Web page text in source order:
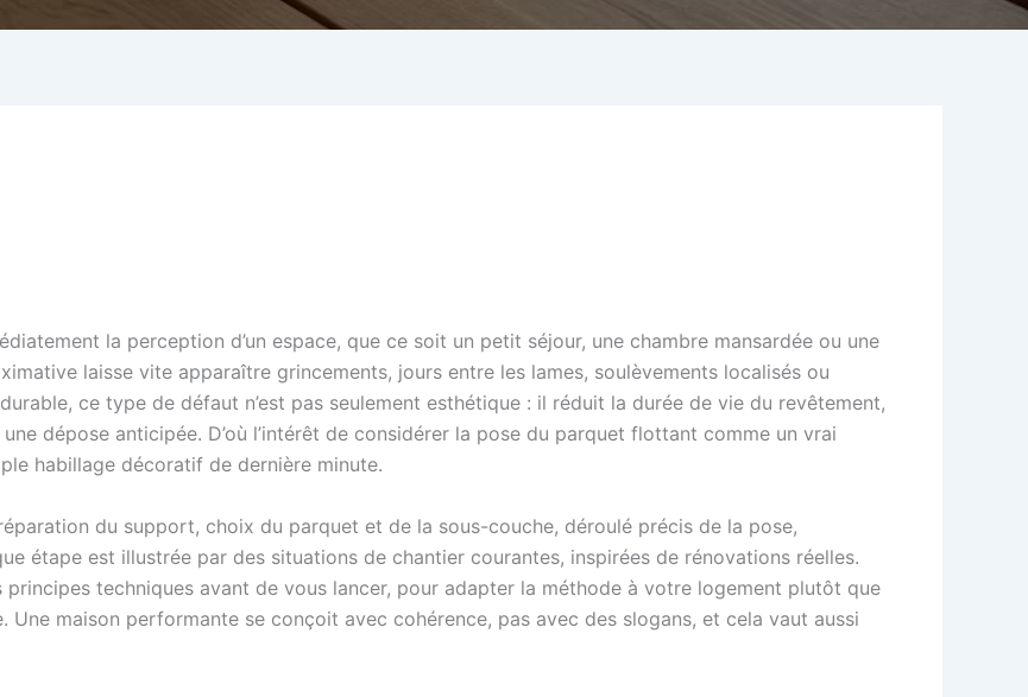
la perception d’un espace, que ce soit un petit séjour, une chambre mansardée ou une
laisse vite apparaître grincements, jours entre les lames, soulèvements localisés ou
ce type de défaut n’est pas seulement esthétique : il réduit la durée de vie du revêtement,
dépose anticipée. D’où l’intérêt de considérer la pose du parquet flottant comme un vrai
habillage décoratif de dernière minute.
du support, choix du parquet et de la sous-couche, déroulé précis de la pose,
étape est illustrée par des situations de chantier courantes, inspirées de rénovations réelles.
techniques avant de vous lancer, pour adapter la méthode à votre logement plutôt que
Une maison performante se conçoit avec cohérence, pas avec des slogans, et cela vaut aussi